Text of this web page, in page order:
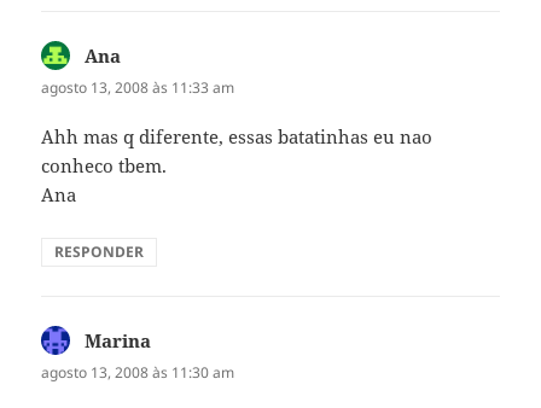
Ana
agosto 13, 2008 às 11:33 am
Ahh mas q diferente, essas batatinhas eu nao
conheco tbem.
Ana
RESPONDER
Marina
agosto 13, 2008 às 11:30 am